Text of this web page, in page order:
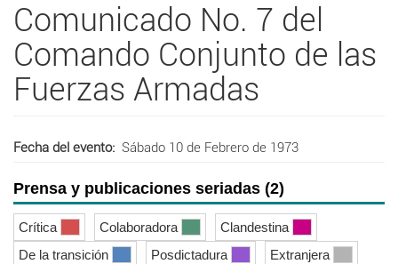
Comunicado No. 7 del
Comando Conjunto de las
Fuerzas Armadas
Fecha del evento Sábado 10 de Febrero de 1973
Prensa y publicaciones seriadas (2)
Crítica Colaboradora
Clandestina
De la transición
Posdictadura Extranjera